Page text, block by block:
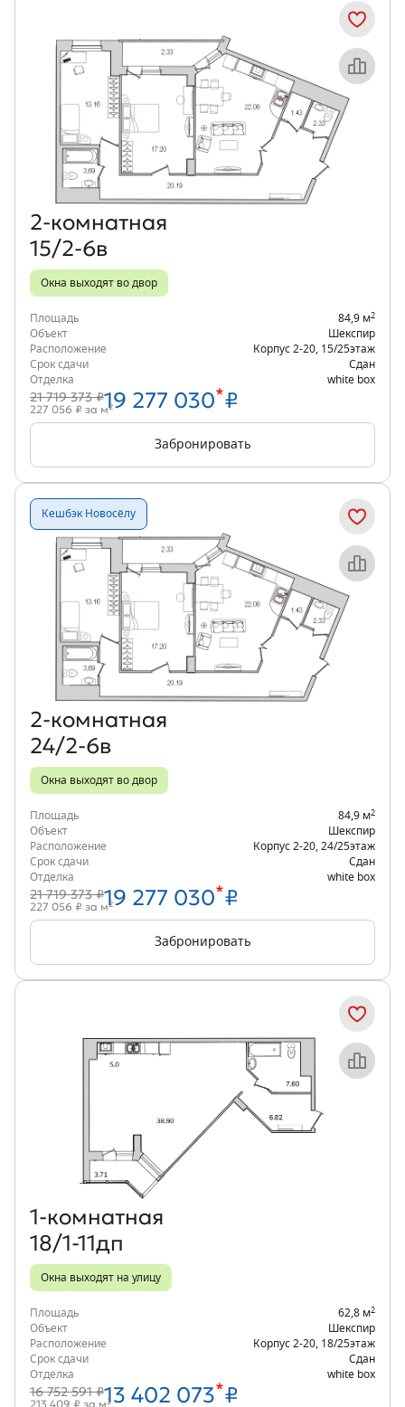
Объект месяца
2‑комнатная
15/2-6в
Окна выходят во двор
Площадь 84,9 м2
Объект
Шекспир
Расположение
Корпус 2-20 15/25этаж
Срок сдачи
Сдан
Отделка
white box
21 719 373 ₽19 277 030*₽
227 056 ₽ за м2
Забронировать
Кешбэк Новосёлу
Объект месяца
2‑комнатная
24/2-6в
Окна выходят во двор
Площадь 84,9 м2
Объект
Шекспир
Расположение
Корпус 2-20 24/25этаж
Срок сдачи
Сдан
Отделка
white box
21 719 373 ₽19 277 030*₽
227 056 ₽ за м2
Забронировать
Объект месяца
1‑комнатная
18/1-11дп
Окна выходят на улицу
Площадь 62,8 м2
Объект
Шекспир
Расположение
Корпус 2-20 18/25этаж
Срок сдачи
Сдан
Отделка
white box
16 752 591 ₽13 402 073*₽
213 409 ₽ за м2